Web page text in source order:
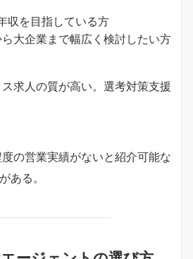
収を目指している方
大企業まで幅広く検討したい方
求人の質が高い。選考対策支援
度の営業実績がないと紹介可能な
ある。